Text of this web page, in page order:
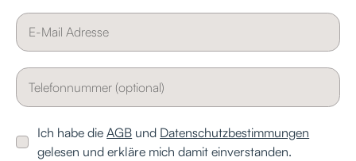
Ich habe dieAGB und Datenschutzbestimmungen
gelesen und erkläre mich damit einverstanden.